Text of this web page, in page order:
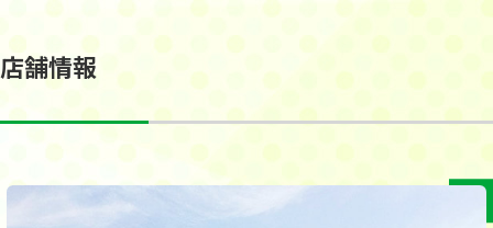
店舗情報